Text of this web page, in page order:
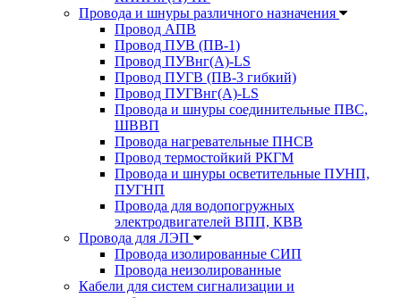
Провода и шнуры различного назначения
Провод АПВ
Провод ПУВ (ПВ-1)
Провод ПУВнг(А)-LS
Провод ПУГВ (ПВ-3 гибкий)
Провод ПУГВнг(А)-LS
Провода и шнуры соединительные ПВС,
ШВВП
Провода нагревательные ПНСВ
Провод термостойкий РКГМ
Провода и шнуры осветительные ПУНП,
ПУГНП
Провода для водопогружных
электродвигателей ВПП, КВВ
Провода для ЛЭП
Провода изолированные СИП
Провода неизолированные
Кабели для систем сигнализации и